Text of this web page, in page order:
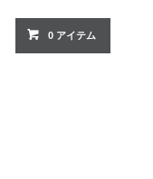
0 アイテム